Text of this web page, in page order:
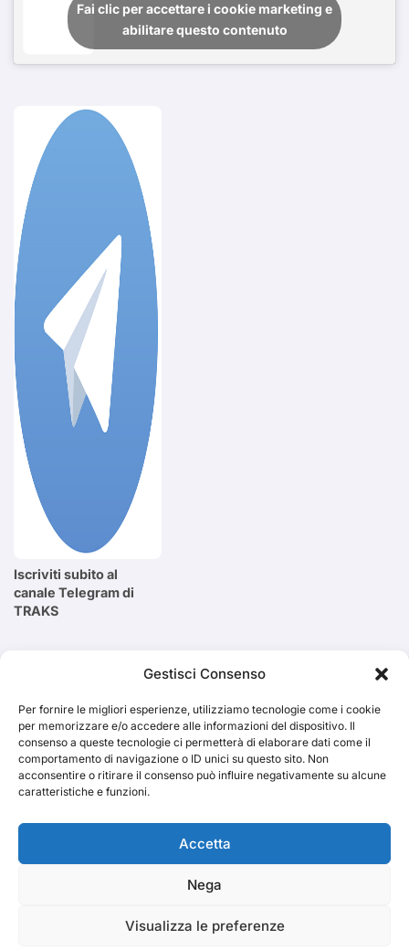
Gestisci Consenso
Per fornire le migliori esperienze, utilizziamo tecnologie come i cookie
per memorizzare e/o accedere alle informazioni del dispositivo. Il
consenso a queste tecnologie ci permetterà di elaborare dati come il
comportamento di navigazione o ID unici su questo sito. Non
acconsentire o ritirare il consenso può influire negativamente su alcune
caratteristiche e funzioni.
Accetta
Nega
Visualizza le preferenze
Fai clic per accettare i cookie marketing e
abilitare questo contenuto
Iscriviti subito al
canale Telegram di
TRAKS
Cerca
TRAKS
Dal 2014 musica indipendente ed emergente